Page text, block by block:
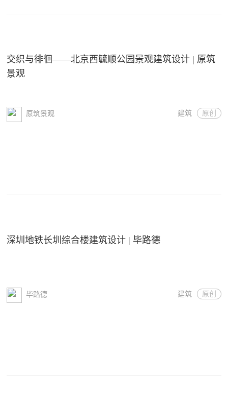
交织与徘徊——北京西毓顺公园景观建筑设计 | 原筑
景观
原筑景观 建筑 原创
深圳地铁长圳综合楼建筑设计 | 毕路德
毕路德 建筑 原创